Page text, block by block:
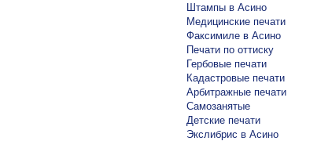
Штампы в Асино
Медицинские печати
Факсимиле в Асино
Печати по оттиску
Гербовые печати
Кадастровые печати
Арбитражные печати
Самозанятые
Детские печати
Экслибрис в Асино